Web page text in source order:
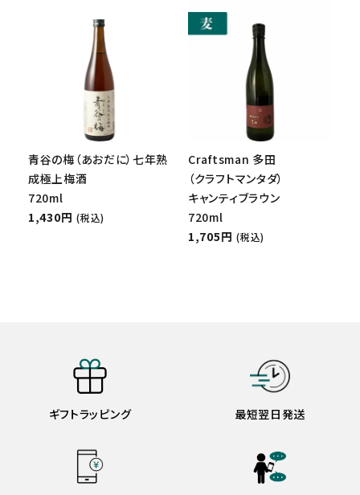
青谷の梅（あおだに）七年熟
成極上梅酒
720ml
1,430円 (税込)
Craftsman 多田
（クラフトマンタダ）
キャンティブラウン
720ml
1,705円 (税込)
ギフトラッピング 最短翌日発送